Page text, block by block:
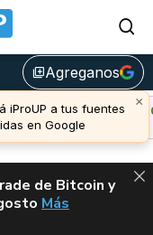
library_addAgreganos
×
iProUP a tus fuentes
en Google
Avalanche (0,05%)
u$s 6,66
de Bitcoin y
VUELVE EL
Más